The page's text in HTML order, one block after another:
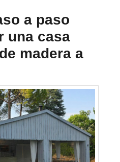
a paso
una casa
madera a